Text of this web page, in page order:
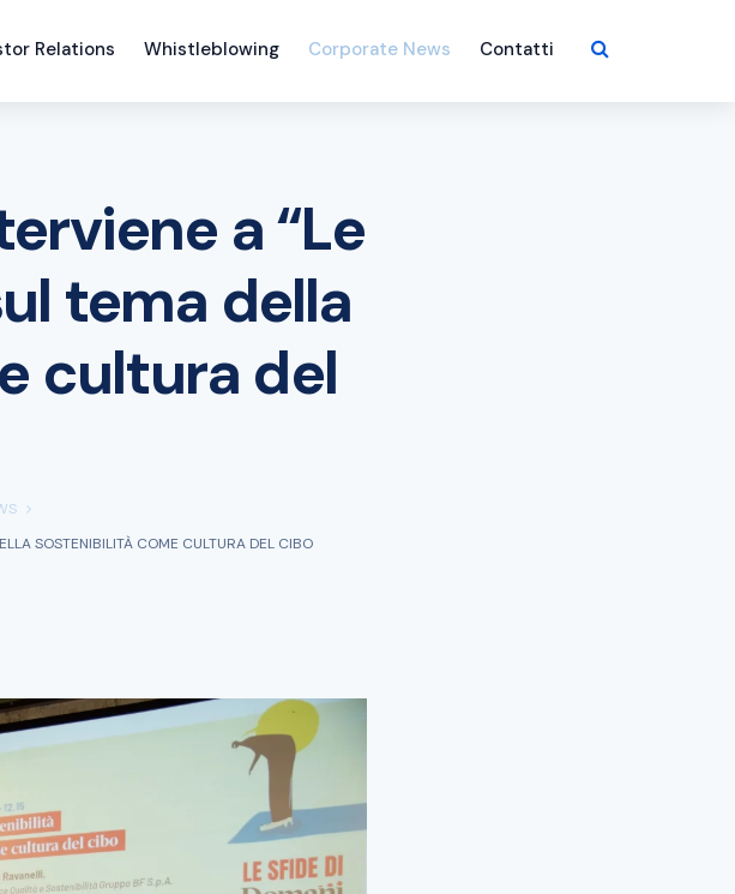
Relations Whistleblowing Corporate News Contatti
a “Le
tema della
cultura del
SOSTENIBILITÀ COME CULTURA DEL CIBO